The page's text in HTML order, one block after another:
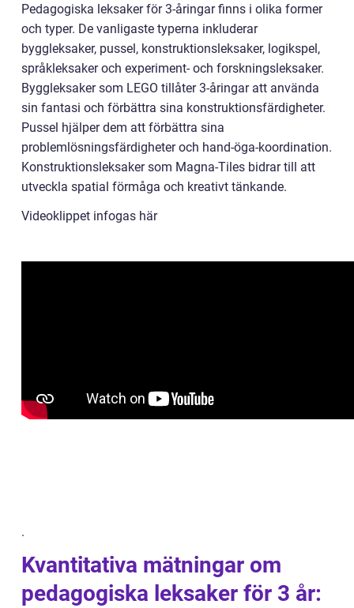
Pedagogiska leksaker för 3-åringar finns i olika former
och typer. De vanligaste typerna inkluderar
byggleksaker, pussel, konstruktionsleksaker, logikspel,
språkleksaker och experiment- och forskningsleksaker.
Byggleksaker som LEGO tillåter 3-åringar att använda
sin fantasi och förbättra sina konstruktionsfärdigheter.
Pussel hjälper dem att förbättra sina
problemlösningsfärdigheter och hand-öga-koordination.
Konstruktionsleksaker som Magna-Tiles bidrar till att
utveckla spatial förmåga och kreativt tänkande.
Videoklippet infogas här
.
Kvantitativa mätningar om
pedagogiska leksaker för 3 år: